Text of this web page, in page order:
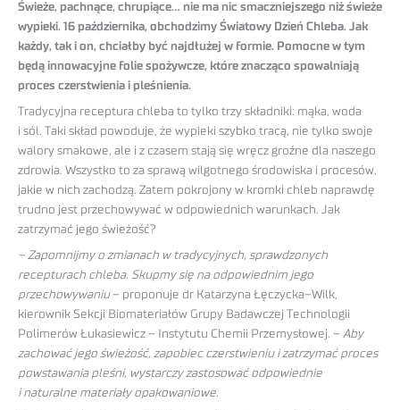
Świeże, pachnące, chrupiące… nie ma nic smaczniejszego niż świeże
wypieki. 16 października, obchodzimy Światowy Dzień Chleba. Jak
każdy, tak i on, chciałby być najdłużej w formie. Pomocne w tym
będą innowacyjne folie spożywcze, które znacząco spowalniają
proces czerstwienia i pleśnienia.
Tradycyjna receptura chleba to tylko trzy składniki: mąka, woda
i sól. Taki skład powoduje, że wypieki szybko tracą, nie tylko swoje
walory smakowe, ale i z czasem stają się wręcz groźne dla naszego
zdrowia. Wszystko to za sprawą wilgotnego środowiska i procesów,
jakie w nich zachodzą. Zatem pokrojony w kromki chleb naprawdę
trudno jest przechowywać w odpowiednich warunkach. Jak
zatrzymać jego świeżość?
– Zapomnijmy o zmianach w tradycyjnych, sprawdzonych
recepturach chleba. Skupmy się na odpowiednim jego
przechowywaniu– proponuje dr Katarzyna Łęczycka–Wilk,
kierownik Sekcji Biomateriałów Grupy Badawczej Technologii
Polimerów Łukasiewicz – Instytutu Chemii Przemysłowej. – Aby
zachować jego świeżość, zapobiec czerstwieniu i zatrzymać proces
powstawania pleśni, wystarczy zastosować odpowiednie
i naturalne materiały opakowaniowe.